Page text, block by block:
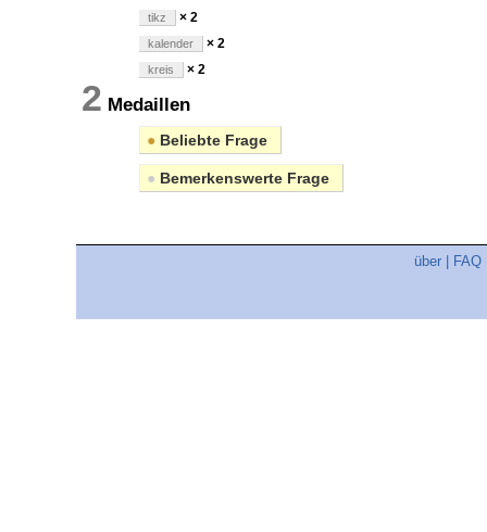
tikz × 2
kalender × 2
kreis × 2
2 Medaillen
● Beliebte Frage
● Bemerkenswerte Frage
über FAQ